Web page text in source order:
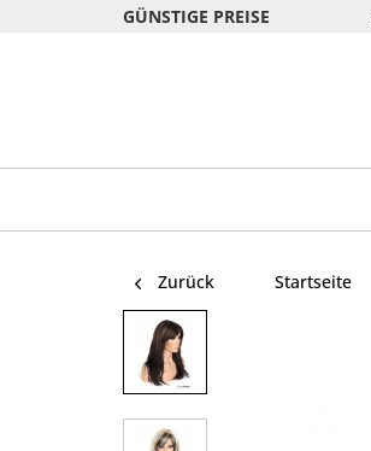
GÜNSTIGE PREISE
Zurück Startseite